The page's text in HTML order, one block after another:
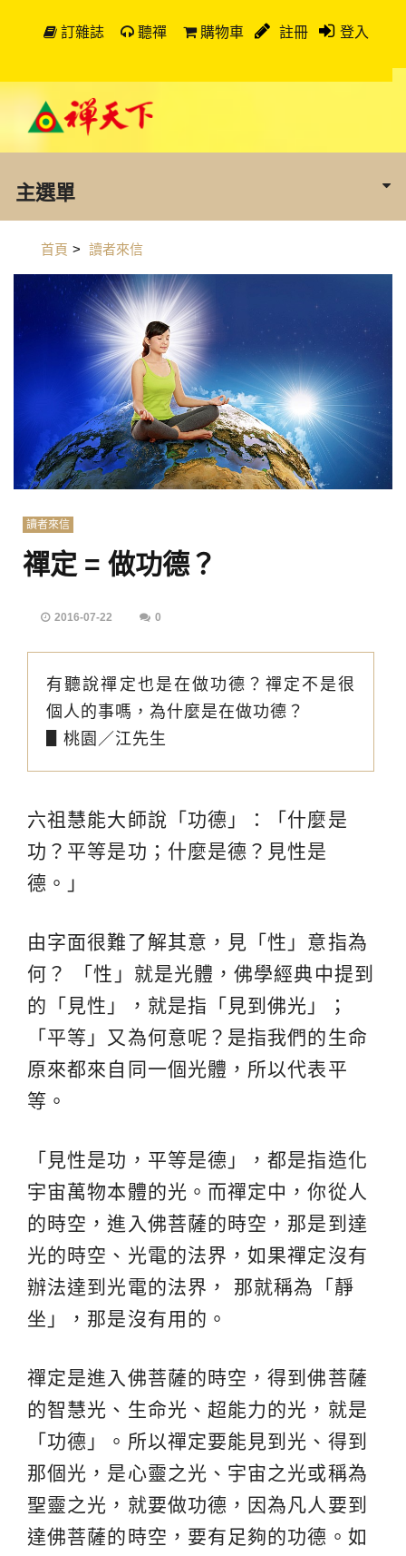
訂雜誌 聽禪 購物車 註冊 登入
主選單
首頁 > 讀者來信
讀者來信
禪定 = 做功德？
2016-07-22 0
有聽說禪定也是在做功德？禪定不是很
個人的事嗎，為什麼是在做功德？
▋桃園／江先生
六祖慧能大師說「功德」：「什麼是
功？平等是功；什麼是德？見性是
德。」
由字面很難了解其意，見「性」意指為
何？ 「性」就是光體，佛學經典中提到
的「見性」，就是指「見到佛光」；
「平等」又為何意呢？是指我們的生命
原來都來自同一個光體，所以代表平
等。
「見性是功，平等是德」，都是指造化
宇宙萬物本體的光。而禪定中，你從人
的時空，進入佛菩薩的時空，那是到達
光的時空、光電的法界，如果禪定沒有
辦法達到光電的法界， 那就稱為「靜
坐」，那是沒有用的。
禪定是進入佛菩薩的時空，得到佛菩薩
的智慧光、生命光、超能力的光，就是
「功德」。所以禪定要能見到光、得到
那個光，是心靈之光、宇宙之光或稱為
聖靈之光，就要做功德，因為凡人要到
達佛菩薩的時空，要有足夠的功德。如